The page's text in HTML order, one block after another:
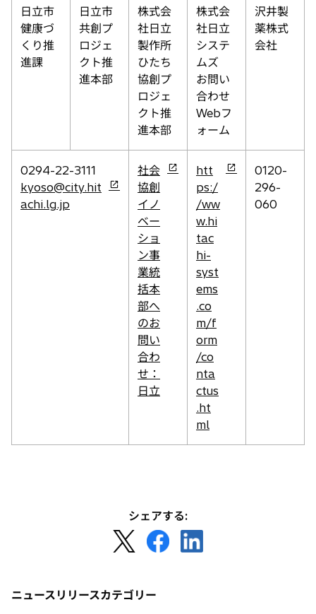
日立市
健康づ
くり推
進課
日立市
共創プ
ロジェ
クト推
進本部
株式会
社日立
製作所
ひたち
協創プ
ロジェ
クト推
進本部
株式会
社日立
システ
ムズ
お問い
合わせ
Webフ
ォーム
沢井製
薬株式
会社
0294-22-3111
kyoso@city.hit
achi.lg.jp
新
し
社会
協創
イノ
ベー
ショ
ン事
業統
括本
部へ
のお
問い
合わ
せ：
日立
新
し
い
タ
ブ
で
開
く
htt
ps:/
/ww
w.hi
tac
hi-
syst
ems
.co
m/f
orm
/co
nta
ctus
.ht
ml
新
し
い
タ
ブ
で
開
く
0120-
296-
060
シェアする:
し
タ
新
し
ニュースリリースカテゴリー